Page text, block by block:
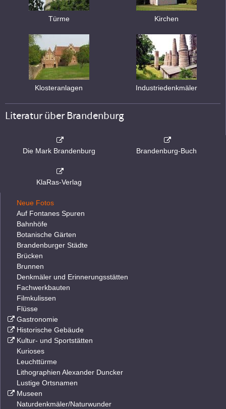
Türme Kirchen
Klosteranlagen Industriedenkmäler
Literatur über Brandenburg
Die Mark Brandenburg Brandenburg-Buch
KlaRas-Verlag
Neue Fotos
Auf Fontanes Spuren
Bahnhöfe
Botanische Gärten
Brandenburger Städte
Brücken
Brunnen
Denkmäler und Erinnerungsstätten
Fachwerkbauten
Filmkulissen
Flüsse
Gastronomie
Historische Gebäude
Kultur- und Sportstätten
Kurioses
Leuchttürme
Lithographien Alexander Duncker
Lustige Ortsnamen
Museen
Naturdenkmäler/Naturwunder